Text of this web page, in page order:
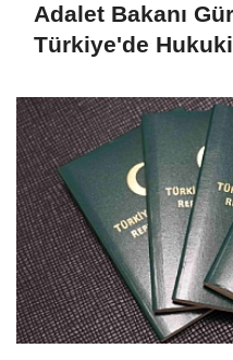
Adalet Bakanı
Türkiye'de